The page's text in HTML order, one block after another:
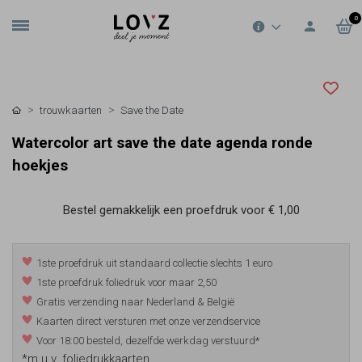
0
trouwkaarten Save the Date
Watercolor art save the date agenda ronde
hoekjes
Bestel gemakkelijk een proefdruk voor € 1,00
1ste proefdruk uit standaard collectie slechts 1 euro
1ste proefdruk foliedruk voor maar 2,50
Gratis verzending naar Nederland & België
Kaarten direct versturen met onze verzendservice
Voor 18:00 besteld, dezelfde werkdag verstuurd*
*m.u.v. foliedrukkaarten